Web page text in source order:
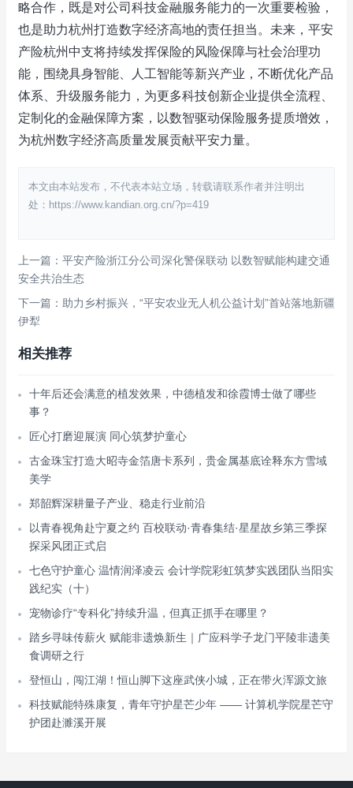
略合作，既是对公司科技金融服务能力的一次重要检验，
也是助力杭州打造数字经济高地的责任担当。未来，平安
产险杭州中支将持续发挥保险的风险保障与社会治理功
能，围绕具身智能、人工智能等新兴产业，不断优化产品
体系、升级服务能力，为更多科技创新企业提供全流程、
定制化的金融保障方案，以数智驱动保险服务提质增效，
为杭州数字经济高质量发展贡献平安力量。
本文由本站发布，不代表本站立场，转载请联系作者并注明出
处：https://www.kandian.org.cn/?p=419
上一篇：平安产险浙江分公司深化警保联动 以数智赋能构建交通
安全共治生态
下一篇：助力乡村振兴，“平安农业无人机公益计划”首站落地新疆
伊犁
相关推荐
十年后还会满意的植发效果，中德植发和徐霞博士做了哪些
事？
匠心打磨迎展演 同心筑梦护童心
古金珠宝打造大昭寺金箔唐卡系列，贵金属基底诠释东方雪域
美学
郑韶辉深耕量子产业、稳走行业前沿
以青春视角赴宁夏之约 百校联动·青春集结·星星故乡第三季探
探采风团正式启
七色守护童心 温情润泽凌云 会计学院彩虹筑梦实践团队当阳实
践纪实（十）
宠物诊疗“专科化”持续升温，但真正抓手在哪里？
踏乡寻味传薪火 赋能非遗焕新生｜广应科学子龙门平陵非遗美
食调研之行
登恒山，闯江湖！恒山脚下这座武侠小城，正在带火浑源文旅
科技赋能特殊康复，青年守护星芒少年 —— 计算机学院星芒守
护团赴濉溪开展